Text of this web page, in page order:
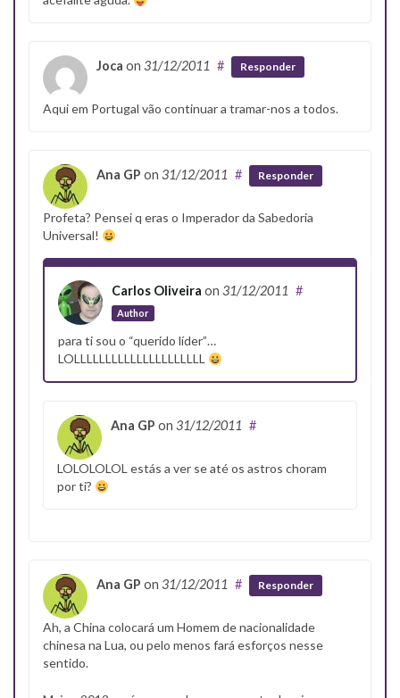
Joca on 31/12/2011 # Responder
Aqui em Portugal vão continuar a tramar-nos a todos.
Ana GP on 31/12/2011 # Responder
Profeta? Pensei q eras o Imperador da Sabedoria
Universal!
Carlos Oliveira on 31/12/2011
Author
#
para ti sou o “querido líder”…
LOLLLLLLLLLLLLLLLLLLLLL
Ana GP on 31/12/2011 #
LOLOLOLOL estás a ver se até os astros choram
por ti?
Ana GP on 31/12/2011 # Responder
Ah, a China colocará um Homem de nacionalidade
chinesa na Lua, ou pelo menos fará esforços nesse
sentido.